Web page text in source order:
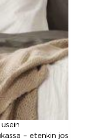
– etenkin jos